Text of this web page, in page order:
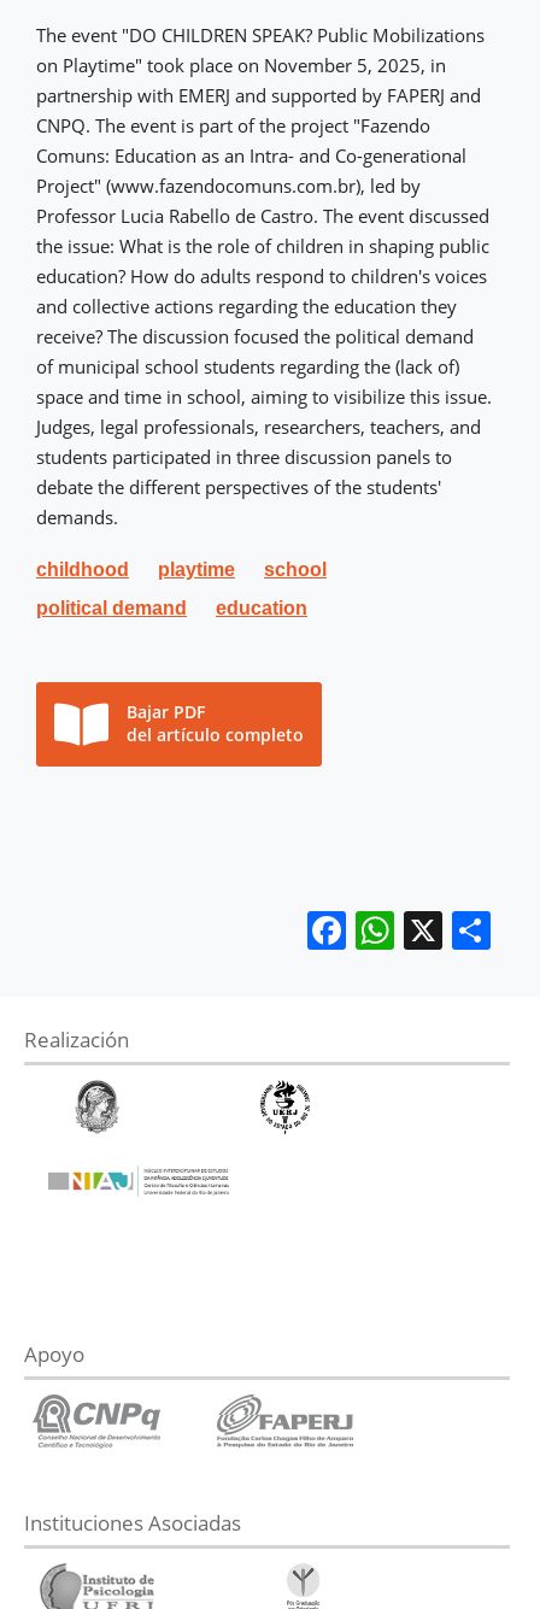
The event "DO CHILDREN SPEAK? Public Mobilizations
on Playtime" took place on November 5, 2025, in
partnership with EMERJ and supported by FAPERJ and
CNPQ. The event is part of the project "Fazendo
Comuns: Education as an Intra- and Co-generational
Project" (www.fazendocomuns.com.br), led by
Professor Lucia Rabello de Castro. The event discussed
the issue: What is the role of children in shaping public
education? How do adults respond to children's voices
and collective actions regarding the education they
receive? The discussion focused the political demand
of municipal school students regarding the (lack of)
space and time in school, aiming to visibilize this issue.
Judges, legal professionals, researchers, teachers, and
students participated in three discussion panels to
debate the different perspectives of the students'
demands.
childhood playtime
school
political demand
education
Bajar PDF
del artículo completo
Facebook
X
Realización
Apoyo
Instituciones Asociadas